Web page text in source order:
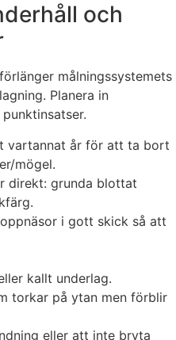
och
målningssystemets
Planera in
vartannat år för att ta bort
mögel.
direkt: grunda blottat
i gott skick så att
kallt underlag.
torkar på ytan men förblir
eller att inte bryta